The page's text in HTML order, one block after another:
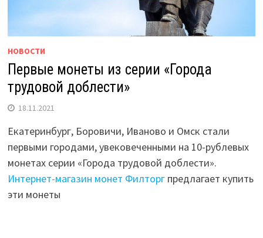
НОВОСТИ
Первые монеты из серии «Города
трудовой доблести»
18.11.2021
Екатеринбург, Боровичи, Иваново и Омск стали
первыми городами, увековеченными на 10-рублевых
монетах серии «Города трудовой доблести».
Интернет-магазин монет Филторгпредлагает купить
эти монеты